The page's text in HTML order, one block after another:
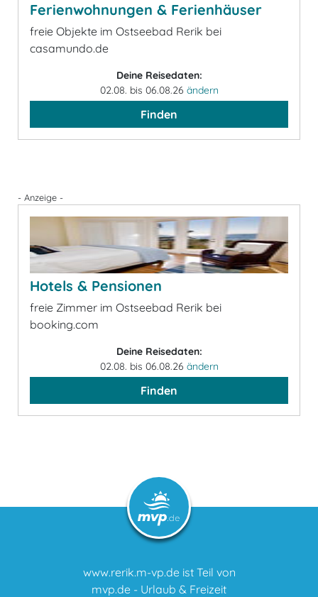
Ferienwohnungen & Ferienhäuser
freie Objekte im Ostseebad Rerik bei
casamundo.de
Deine Reisedaten:
02.08. bis 06.08.26 ändern
Finden
- Anzeige -
Hotels & Pensionen
freie Zimmer im Ostseebad Rerik bei
booking.com
Deine Reisedaten:
02.08. bis 06.08.26 ändern
Finden
www.rerik.m-vp.de ist Teil von
mvp.de - Urlaub & Freizeit